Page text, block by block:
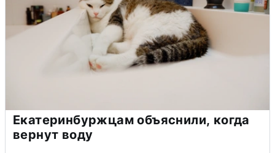
Екатеринбуржцам объяснили, когда
вернут воду